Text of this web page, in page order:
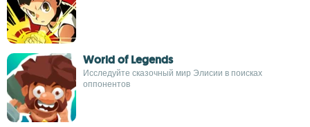
World of Legends
Исследуйте сказочный мир Элисии в поисках
оппонентов